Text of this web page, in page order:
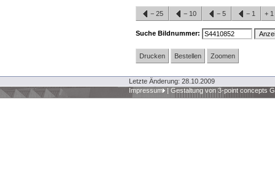
− 25 − 10 − 5 − 1 +
Suche Bildnummer:
Drucken Bestellen Zoomen
Letzte Änderung: 28.10.2009
Impressum
Gestaltung von 3-point concepts